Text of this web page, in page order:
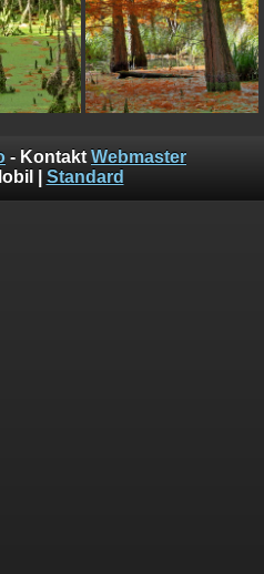
- Kontakt Webmaster
Standard